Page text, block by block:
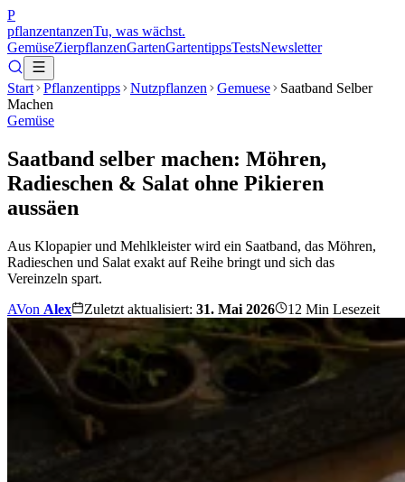
P
pflanzentanzenTu, was wächst.
GemüseZierpflanzenGartenGartentippsTestsNewsletter
Start Pflanzentipps Nutzpflanzen Gemuese
Saatband Selber
Machen
Gemüse
Saatband selber machen: Möhren,
Radieschen & Salat ohne Pikieren
aussäen
Aus Klopapier und Mehlkleister wird ein Saatband, das Möhren,
Radieschen und Salat exakt auf Reihe bringt und sich das
Vereinzeln spart.
AVon Alex Zuletzt aktualisiert: 31. Mai 2026 12 Min Lesezeit